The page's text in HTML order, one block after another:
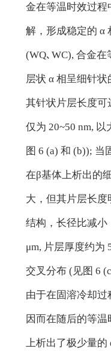
金在等温时效过程
解，形成稳定的 α
(WQ､WC), 合金
层状 α 相呈细针状
其针状片层长度可
仅为 20~50 nm,
图 6 (a) 和 (b)); 当
在β基体上析出的
大，但其片层长
结构，长径比减小
μm, 片层厚度约为
交叉分布 (见图 6
由于在固溶冷却过
因而在随后的等
上析出了极少量的